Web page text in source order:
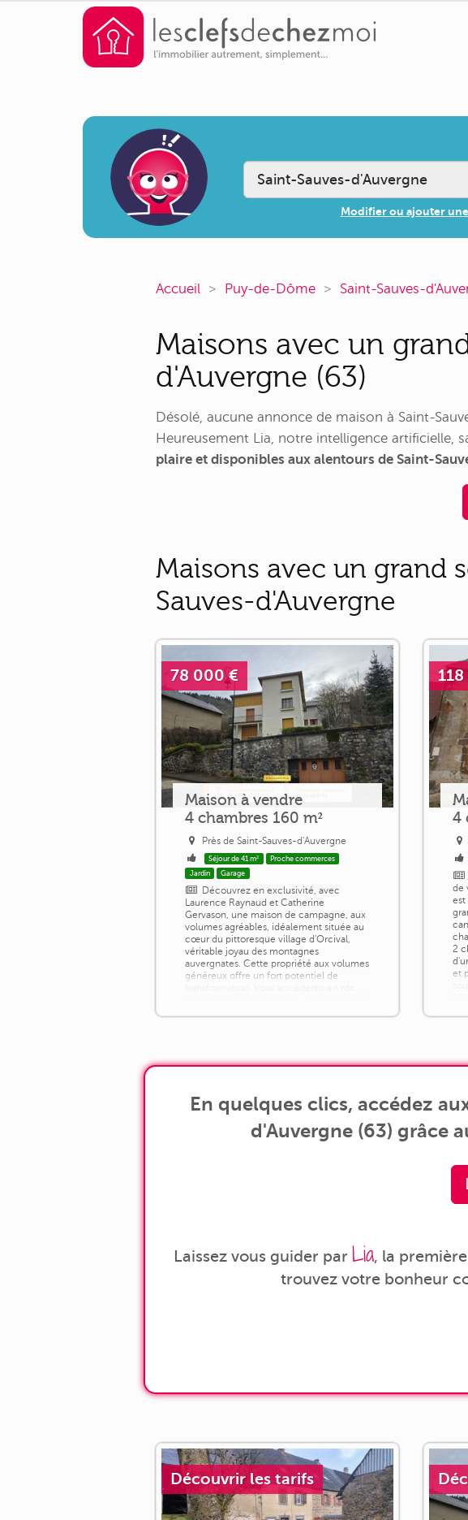
Modifier ou ajouter
Accueil Puy-de-Dôme Saint-Sauves-
Maisons avec un
d'Auvergne (63)
Désolé, aucune annonce de maison à Saint-
Heureusement Lia, notre intelligence artificielle,
plaire et disponibles aux alentours de Saint-
Maisons avec un grand
Sauves-d'Auvergne
78 000 €
Maison à vendre
4 chambres 160 m²
Près de Saint-Sauves-d'Auvergne
Séjour de 41 m²
Proche commerces
Jardin
Garage
Découvrez en exclusivité, avec
Laurence Raynaud et Catherine
Gervason, une maison de campagne, aux
volumes agréables, idéalement située au
cœur du pittoresque village d'Orcival,
véritable joyau des montagnes
auvergnates. Cette propriété aux volumes
généreux offre un fort potentiel de
4
de
est
2
et
En quelques clics, accédez
d'Auvergne (63) grâce
Laissez vous guider par Lia, la
trouvez votre bonheur
Découvrir les tarifs